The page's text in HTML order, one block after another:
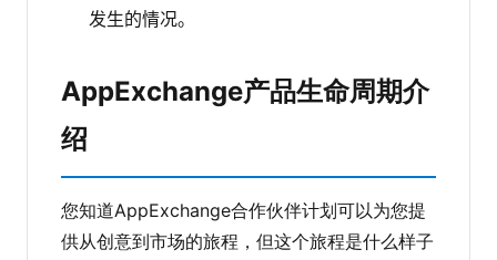
发生的情况。
AppExchange产品生命周期介
绍
您知道AppExchange合作伙伴计划可以为您提
供从创意到市场的旅程，但这个旅程是什么样子